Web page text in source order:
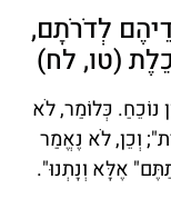
לְדֹרֹתָם,
(טו, לח)
נוֹכֵחַ. כְּלוֹמַר, לֹא
וְכֵן, לֹא נֶאֱמַר
אֶלָּא וְנָתְנוּ".